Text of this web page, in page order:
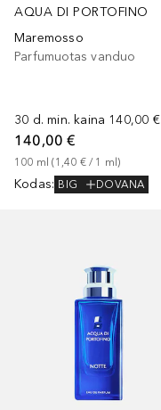
AQUA DI PORTOFINO
Maremosso
Parfumuotas vanduo
30 d. min. kaina 140,00 €
140,00 €
100 ml (1,40 € / 1 ml)
Kodas: BIG DOVANA